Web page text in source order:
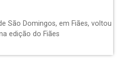
São Domingos, em Fiães, voltou
edição do Fiães